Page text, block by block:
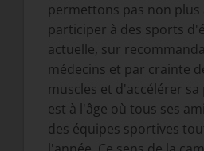
permettons pas non plus
participer à des sports
actuelle, sur
médecins et par crainte
muscles et d'accélérer sa
est à l'âge où tous ses
des équipes sportives